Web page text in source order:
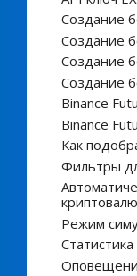
Создание
Создание
Создание
Создание
Binance
Binance
Как
Фильтры
Режим